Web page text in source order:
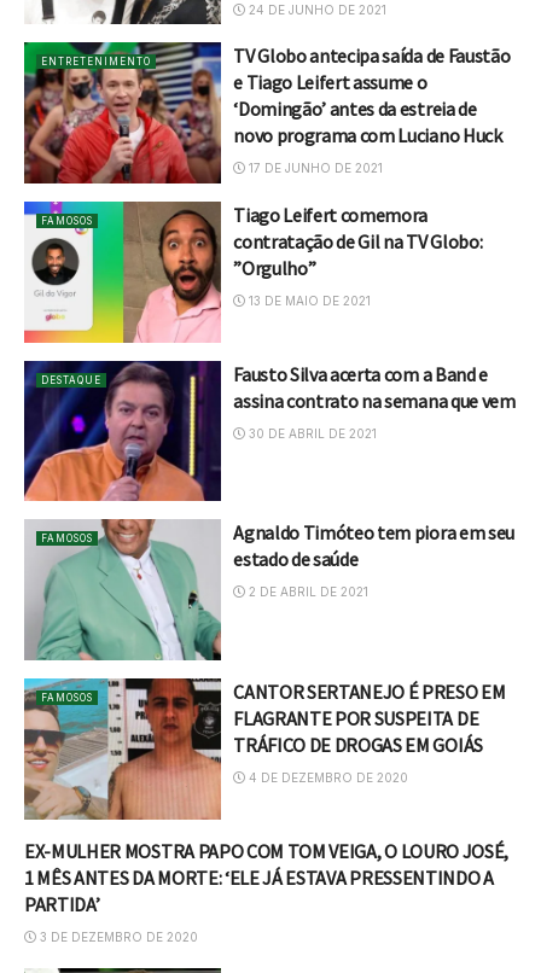
24 DE JUNHO DE 2021
ENTRETENIMENTO
TV Globo antecipa saída de Faustão
e Tiago Leifert assume o
‘Domingão’ antes da estreia de
novo programa com Luciano Huck
17 DE JUNHO DE 2021
FAMOSOS
Tiago Leifert comemora
contratação de Gil na TV Globo:
”Orgulho”
13 DE MAIO DE 2021
DESTAQUE
Fausto Silva acerta com a Band e
assina contrato na semana que vem
30 DE ABRIL DE 2021
FAMOSOS
Agnaldo Timóteo tem piora em seu
estado de saúde
2 DE ABRIL DE 2021
FAMOSOS
CANTOR SERTANEJO É PRESO EM
FLAGRANTE POR SUSPEITA DE
TRÁFICO DE DROGAS EM GOIÁS
4 DE DEZEMBRO DE 2020
FAMOSOS
EX-MULHER MOSTRA PAPO COM TOM VEIGA, O LOURO JOSÉ,
1 MÊS ANTES DA MORTE: ‘ELE JÁ ESTAVA PRESSENTINDO A
PARTIDA’
3 DE DEZEMBRO DE 2020